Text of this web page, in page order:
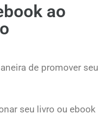
ao
de promover seu
seu livro ou ebook